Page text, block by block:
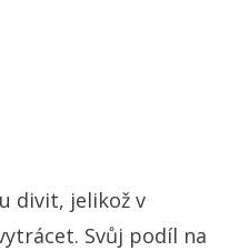
divit, jelikož v
Svůj podíl na